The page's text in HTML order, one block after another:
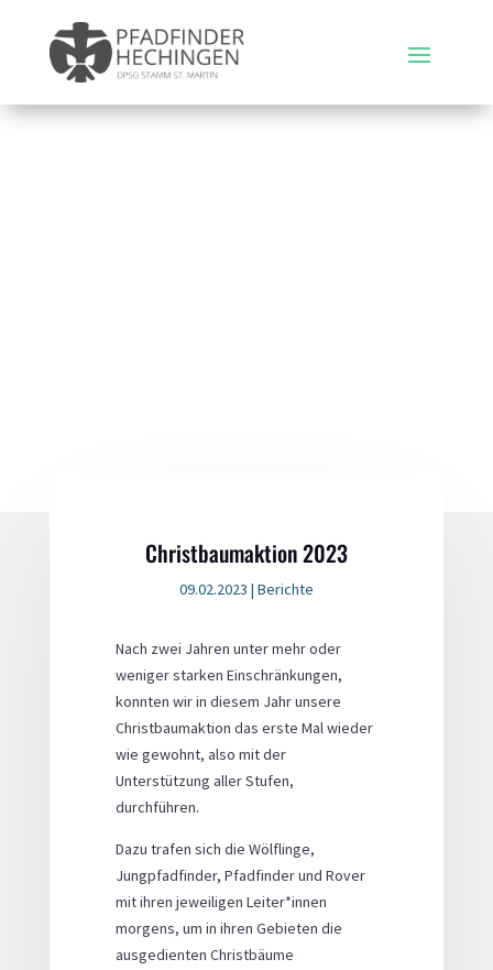
Christbaumaktion 2023
09.02.2023 | Berichte
Nach zwei Jahren unter mehr oder
weniger starken Einschränkungen,
konnten wir in diesem Jahr unsere
Christbaumaktion das erste Mal wieder
wie gewohnt, also mit der
Unterstützung aller Stufen,
durchführen.
Dazu trafen sich die Wölflinge,
Jungpfadfinder, Pfadfinder und Rover
mit ihren jeweiligen Leiter*innen
morgens, um in ihren Gebieten die
ausgedienten Christbäume